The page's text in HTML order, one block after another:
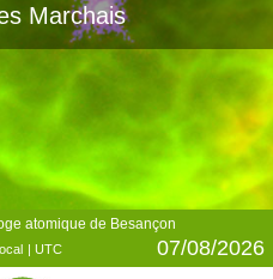
Marchais
mon temps… »
Cluzet
atomique de Besançon
| UTC 07/08/2026